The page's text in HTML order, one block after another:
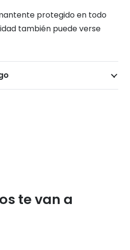
protegido en todo
también puede verse
te van a